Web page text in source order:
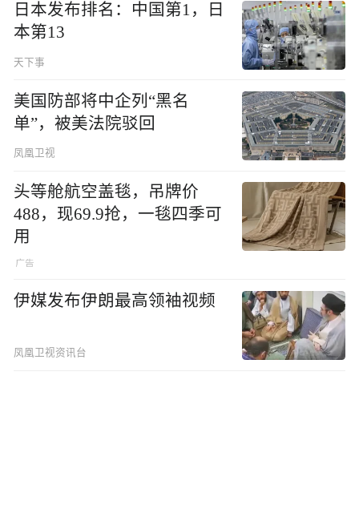
日本发布排名：中国第1，日
本第13
天下事
美国防部将中企列“黑名
单”，被美法院驳回
凤凰卫视
头等舱航空盖毯，吊牌价
488，现69.9抢，一毯四季可
用
伊媒发布伊朗最高领袖视频
凤凰卫视资讯台